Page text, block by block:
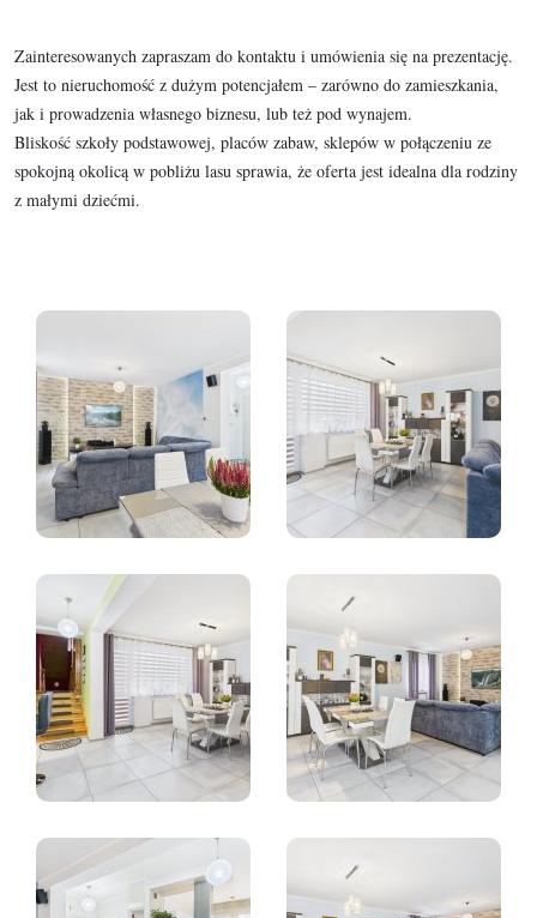
Zainteresowanych zapraszam do kontaktu i umówienia się na prezentację.
Jest to nieruchomość z dużym potencjałem – zarówno do zamieszkania,
jak i prowadzenia własnego biznesu, lub też pod wynajem.
Bliskość szkoły podstawowej, placów zabaw, sklepów w połączeniu ze
spokojną okolicą w pobliżu lasu sprawia, że oferta jest idealna dla rodziny
z małymi dziećmi.